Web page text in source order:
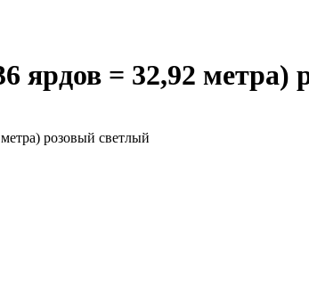
ярдов = 32,92 метра)
розовый светлый